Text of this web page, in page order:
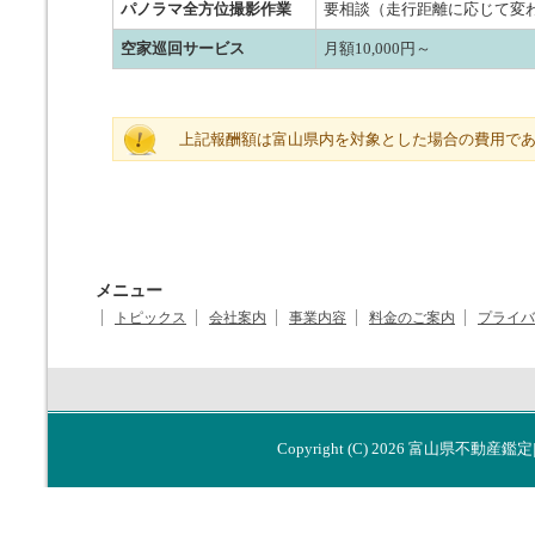
パノラマ全方位撮影作業 要相談（走行距離に応じて変
空家巡回サービス 月額10,000円～
上記報酬額は富山県内を対象とした場合の費用で
メニュー
トピックス 会社案内 事業内容 料金のご案内 プライ
Copyright (C) 2026 富山県不動産鑑